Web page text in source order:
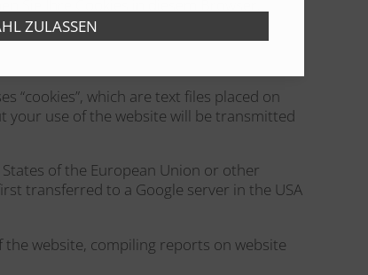
“cookies”, which are text files placed on
your use of the website will be transmitted
of the European Union or other
transferred to a Google server in the USA
website, compiling reports on website